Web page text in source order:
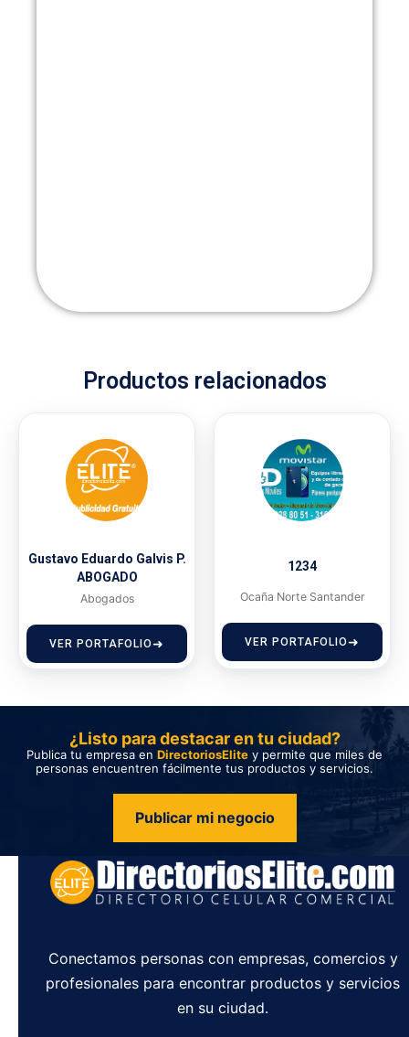
Productos relacionados
Gustavo Eduardo Galvis P.
ABOGADO
Abogados
VER PORTAFOLIO
1234
Ocaña Norte Santander
VER PORTAFOLIO
¿Listo para destacar en tu ciudad?
Publica tu empresa en DirectoriosElite y permite que miles de
personas encuentren fácilmente tus productos y servicios.
Publicar mi negocio
Conectamos personas con empresas, comercios y
profesionales para encontrar productos y servicios
en su ciudad.